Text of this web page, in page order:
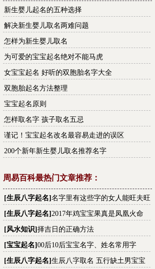
新生婴儿起名的五种选择
解决新生婴儿取名两难问题
怎样为新生婴儿取名
为可爱的宝宝起名绝对不能马虎
女宝宝起名 好听的双胞胎名字大全
双胞胎起名方法整理
宝宝起名原则
怎样取名字 孩子取名五忌
谨记！宝宝起名改名最容易走进的误区
200个新年新生婴儿取名推荐名字
周易百科最热门文章推荐：
[生辰八字起名] 名字里有这些字的女人能旺夫旺
财,看有没有你的
[生辰八字起名] 2017年鸡宝宝果真是凤凰火命
[风水知识] 择吉日的正确方法
[宝宝起名] 00后10后宝宝名字、姓名常用字
[生辰八字起名] 生辰八字取名 五行缺土男宝宝